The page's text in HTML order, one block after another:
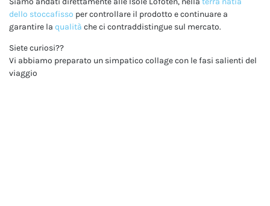
dello stoccafisso per controllare il prodotto e continuare a
garantire la qualità che ci contraddistingue sul mercato.
Siete curiosi??
Vi abbiamo preparato un simpatico collage con le fasi salienti del
viaggio